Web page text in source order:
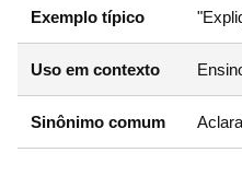
Exemplo típico
Uso em contexto
Sinônimo comum